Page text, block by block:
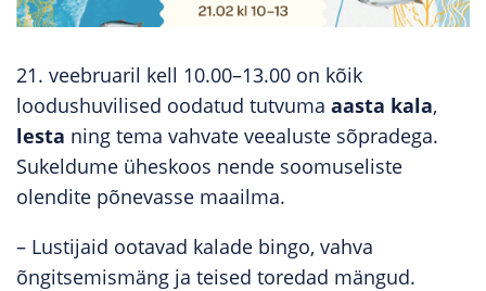
21. veebruaril kell 10.00–13.00 on kõik
loodushuvilised oodatud tutvuma aasta kala,
lesta ning tema vahvate veealuste sõpradega.
Sukeldume üheskoos nende soomuseliste
olendite põnevasse maailma.
– Lustijaid ootavad kalade bingo, vahva
õngitsemismäng ja teised toredad mängud.